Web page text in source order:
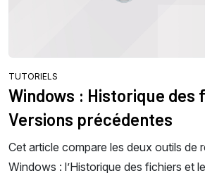
TUTORIELS
Windows : Historique des
Versions précédentes
Cet article compare les deux outils de
Windows : l’Historique des fichiers et